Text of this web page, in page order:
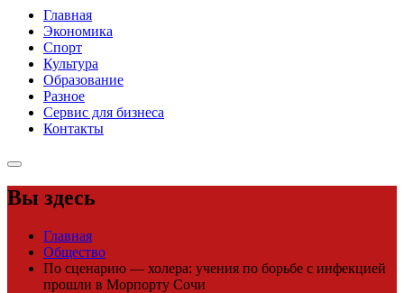
Главная
Экономика
Спорт
Культура
Образование
Разное
Сервис для бизнеса
Контакты
Вы здесь
Главная
Общество
По сценарию — холера: учения по борьбе с инфекцией
прошли в Морпорту Сочи